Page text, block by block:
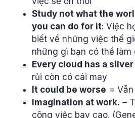
Study not what the
you can do for it: Việc
biết về những việc thế
những gì bạn có thể làm
Every cloud has a
rủi còn có cái may
It could be worse =
Imagination at work. –
công việc bay cao.